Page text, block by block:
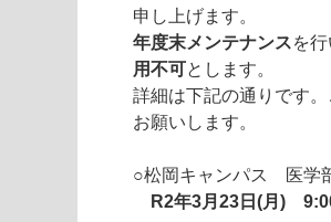
申し上げます。
年度末メンテナンスを
用不可とします。
詳細は下記の通りです
お願いします。
○松岡キャンパス 医学
R2年3月23日(月)